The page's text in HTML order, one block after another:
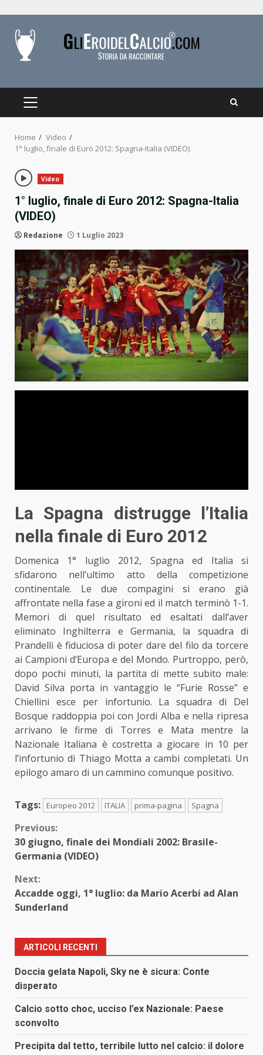
content
PRIMARY
Home
Video
1° luglio, finale di Euro 2012: Spagna-Italia (VIDEO)
Video
1° luglio, finale di Euro 2012: Spagna-Italia
(VIDEO)
Redazione 1 Luglio 2023
La Spagna distrugge l’Italia
nella finale di Euro 2012
Domenica 1° luglio 2012, Spagna ed Italia si
sfidarono nell’ultimo atto della competizione
continentale. Le due compagini si erano già
affrontate nella fase a gironi ed il match terminò 1-1.
Memori di quel risultato ed esaltati dall’aver
eliminato Inghilterra e Germania, la squadra di
Prandelli è fiduciosa di poter dare del filo da torcere
ai Campioni d’Europa e del Mondo. Purtroppo, però,
dopo pochi minuti, la partita di mette subito male:
David Silva porta in vantaggio le “Furie Rosse” e
Chiellini esce per infortunio. La squadra di Del
Bosque raddoppia poi con Jordi Alba e nella ripresa
arrivano le firme di Torres e Mata mentre la
Nazionale Italiana è costretta a giocare in 10 per
l’infortunio di Thiago Motta a cambi completati. Un
epilogo amaro di un cammino comunque positivo.
Tags: Europeo 2012 ITALIA prima-pagina Spagna
Continue
Reading
Previous:
30 giugno, finale dei Mondiali 2002: Brasile-
Germania (VIDEO)
Next:
Accadde oggi, 1° luglio: da Mario Acerbi ad Alan
Sunderland
ARTICOLI RECENTI
Doccia gelata Napoli, Sky ne è sicura: Conte
disperato
Calcio sotto choc, ucciso l’ex Nazionale: Paese
sconvolto
Precipita dal tetto, terribile lutto nel calcio: il dolore